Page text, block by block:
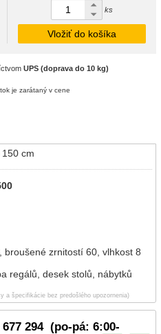
677 294 (po-pá: 6:00-
ks
Vložiť do košíka
UPS (doprava do 10 kg)
je zarátaný v cene
cm
broušené zrnitostí 60, vlhkost 8
regálů, desek stolů, nábytků
a špecifikácie bez predošlého upozornenia)